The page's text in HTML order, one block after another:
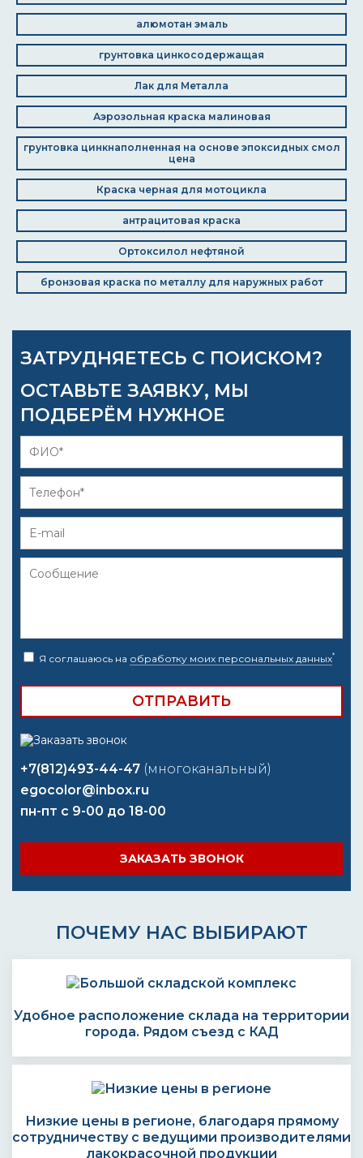
алюмотан эмаль
грунтовка цинкосодержащая
Лак для Металла
Аэрозольная краска малиновая
грунтовка цинкнаполненная на основе эпоксидных смол
цена
Краска черная для мотоцикла
антрацитовая краска
Ортоксилол нефтяной
бронзовая краска по металлу для наружных работ
ЗАТРУДНЯЕТЕСЬ С ПОИСКОМ?
ОСТАВЬТЕ ЗАЯВКУ, МЫ
ПОДБЕРЁМ НУЖНОЕ
Я соглашаюсь на обработку моих персональных данных*
+7(812)493-44-47 (многоканальный)
egocolor@inbox.ru
пн-пт с 9-00 до 18-00
ЗАКАЗАТЬ ЗВОНОК
ПОЧЕМУ НАС ВЫБИРАЮТ
Удобное расположение склада на территории
города. Рядом съезд с КАД
Низкие цены в регионе, благодаря прямому
сотрудничеству с ведущими производителями
лакокрасочной продукции